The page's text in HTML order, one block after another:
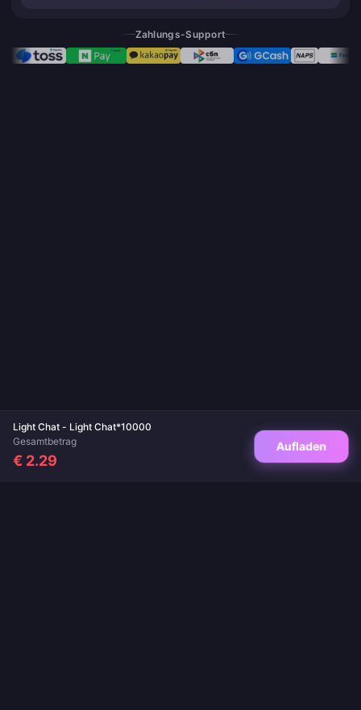
Light Chat - Light Chat*10000
Gesamtbetrag
€ 2.29
Aufladen
Zahlungs-Support